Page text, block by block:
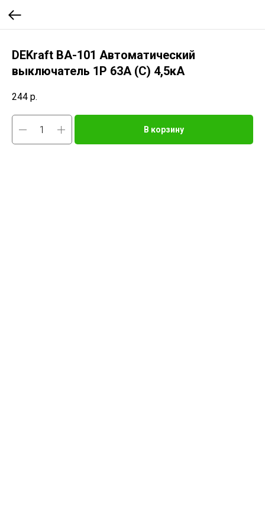
DEKraft ВА-101 Автоматический
выключатель 1Р 63А (C) 4,5кА
244 р.
В корзину